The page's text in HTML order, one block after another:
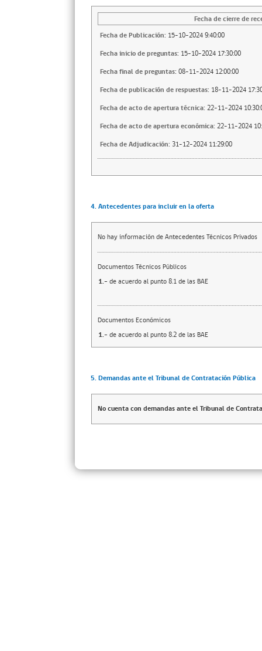
Fecha de cierre de
Fecha de Publicación: 15-10-2024 9:40:00
Fecha inicio de preguntas: 15-10-2024 17:30:00
Fecha final de preguntas: 08-11-2024 12:00:00
Fecha de publicación de respuestas: 18-11-2024
Fecha de acto de apertura técnica: 22-11-2024
Fecha de acto de apertura económica: 22-11-2024
Fecha de Adjudicación: 31-12-2024 11:29:00
4. Antecedentes para incluir en la oferta
No hay información de Antecedentes Técnicos Privados
Documentos Técnicos Públicos
1.- de acuerdo al punto 8.1 de las BAE
Documentos Económicos
1.- de acuerdo al punto 8.2 de las BAE
5. Demandas ante el Tribunal de Contratación Pública
No cuenta con demandas ante el Tribunal de